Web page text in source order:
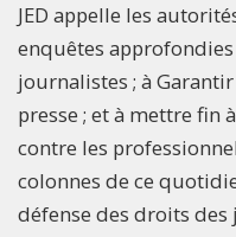
JED appelle les
enquêtes
journalistes ; à
presse ; et à mettre fin
contre les
colonnes de ce
défense des droits